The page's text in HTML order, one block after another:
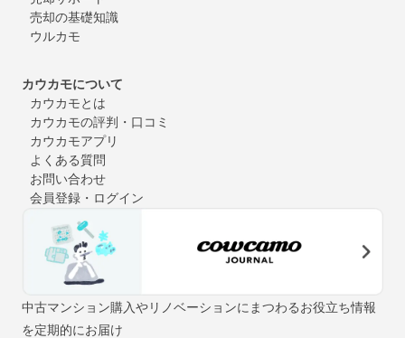
売却の基礎知識
ウルカモ
カウカモについて
カウカモとは
カウカモの評判・口コミ
カウカモアプリ
よくある質問
お問い合わせ
会員登録・ログイン
中古マンション購入やリノベーションにまつわるお役立ち情報
を定期的にお届け